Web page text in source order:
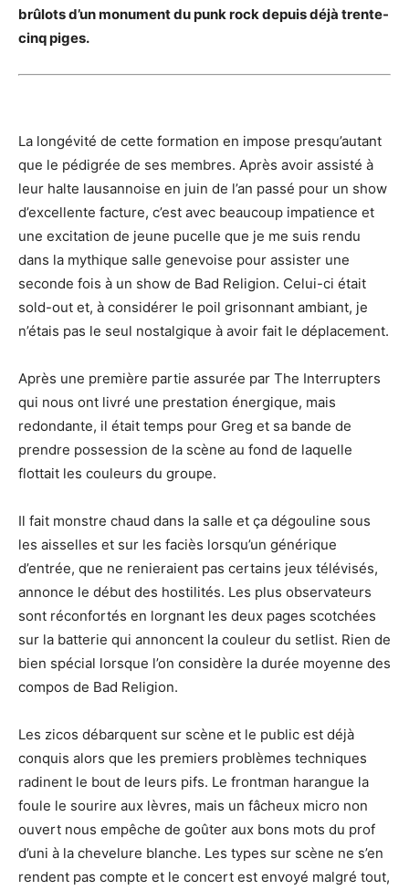
brûlots d’un monument du punk rock depuis déjà trente-
cinq piges.
La longévité de cette formation en impose presqu’autant
que le pédigrée de ses membres. Après avoir assisté à
leur halte lausannoise en juin de l’an passé pour un show
d’excellente facture, c’est avec beaucoup impatience et
une excitation de jeune pucelle que je me suis rendu
dans la mythique salle genevoise pour assister une
seconde fois à un show de Bad Religion. Celui-ci était
sold-out et, à considérer le poil grisonnant ambiant, je
n’étais pas le seul nostalgique à avoir fait le déplacement.
Après une première partie assurée par The Interrupters
qui nous ont livré une prestation énergique, mais
redondante, il était temps pour Greg et sa bande de
prendre possession de la scène au fond de laquelle
flottait les couleurs du groupe.
Il fait monstre chaud dans la salle et ça dégouline sous
les aisselles et sur les faciès lorsqu’un générique
d’entrée, que ne renieraient pas certains jeux télévisés,
annonce le début des hostilités. Les plus observateurs
sont réconfortés en lorgnant les deux pages scotchées
sur la batterie qui annoncent la couleur du setlist. Rien de
bien spécial lorsque l’on considère la durée moyenne des
compos de Bad Religion.
Les zicos débarquent sur scène et le public est déjà
conquis alors que les premiers problèmes techniques
radinent le bout de leurs pifs. Le frontman harangue la
foule le sourire aux lèvres, mais un fâcheux micro non
ouvert nous empêche de goûter aux bons mots du prof
d’uni à la chevelure blanche. Les types sur scène ne s’en
rendent pas compte et le concert est envoyé malgré tout,